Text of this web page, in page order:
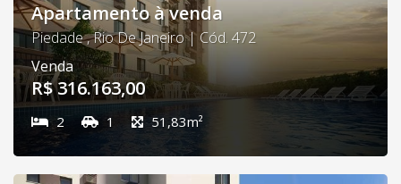
Apartamento à venda
Piedade , Rio De Janeiro | Cód. 472
Venda
R$ 316.163,00
2 1 51,83m²